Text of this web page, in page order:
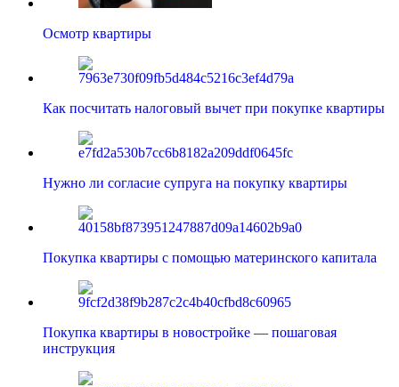
Осмотр квартиры
Как посчитать налоговый вычет при покупке квартиры
Нужно ли согласие супруга на покупку квартиры
Покупка квартиры с помощью материнского капитала
Покупка квартиры в новостройке — пошаговая
инструкция